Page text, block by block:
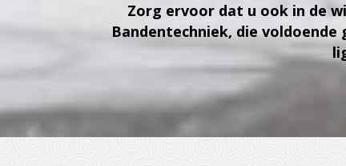
Zorg ervoor dat u ook in de
Bandentechniek, die